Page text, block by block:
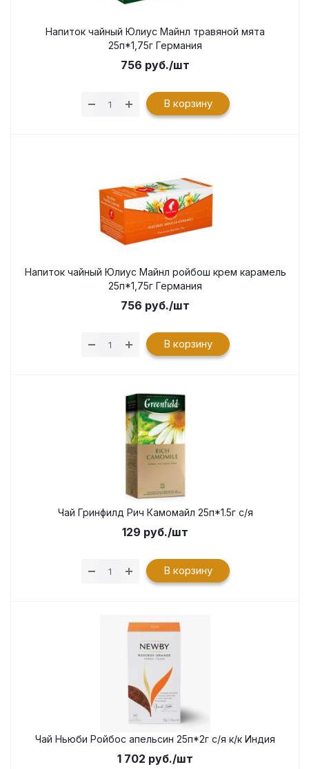
Напиток чайный Юлиус Майнл травяной мята
25п*1,75г Германия
756 руб./шт
В корзину
Напиток чайный Юлиус Майнл ройбош крем карамель
25п*1,75г Германия
756 руб./шт
В корзину
Чай Гринфилд Рич Камомайл 25п*1.5г с/я
129 руб./шт
В корзину
Чай Ньюби Ройбос апельсин 25п*2г с/я к/к Индия
1 702 руб./шт